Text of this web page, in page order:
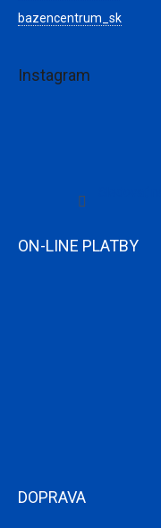
bazencentrum_sk
Instagram
ON-LINE PLATBY
DOPRAVA